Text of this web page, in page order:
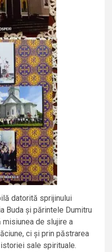
datorită sprijinului
Buda și părintele Dumitru
de slujire a
ci și prin păstrarea
sale spirituale.